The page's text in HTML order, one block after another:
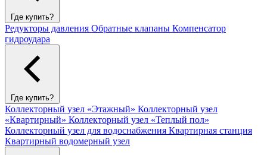
Где купить?
Редукторы давления Обратные клапаны Компенсатор
гидроудара
Где купить?
Коллекторный узел «Этажный» Коллекторный узел
«Квартирный» Коллекторный узел «Теплый пол»
Коллекторный узел для водоснабжения Квартирная станция
Квартирный водомерный узел